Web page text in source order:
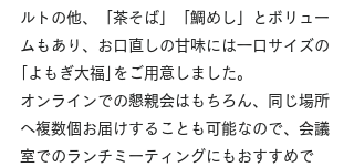
ルトの他、「茶そば」「鯛めし」とボリュー
ムもあり、お口直しの甘味には一口サイズの
｢よもぎ大福｣をご用意しました。
オンラインでの懇親会はもちろん、同じ場所
へ複数個お届けすることも可能なので、会議
室でのランチミーティングにもおすすめで